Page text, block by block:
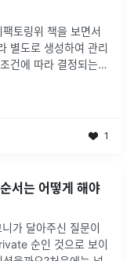
토링위 책을 보면서
별도로 생성하여 관리
건에 따라 결정되는
1
서는 어떻게 해야
가 달아주신 질문이
순인 것으로 보이